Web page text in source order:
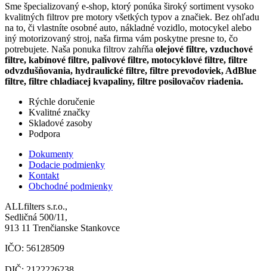
Sme špecializovaný e-shop, ktorý ponúka široký sortiment vysoko
kvalitných filtrov pre motory všetkých typov a značiek. Bez ohľadu
na to, či vlastníte osobné auto, nákladné vozidlo, motocykel alebo
iný motorizovaný stroj, naša firma vám poskytne presne to, čo
potrebujete. Naša ponuka filtrov zahŕňa olejové filtre, vzduchové
filtre, kabínové filtre, palivové filtre, motocyklové filtre, filtre
odvzdušňovania, hydraulické filtre, filtre prevodoviek, AdBlue
filtre, filtre chladiacej kvapaliny, filtre posilovačov riadenia.
Rýchle doručenie
Kvalitné značky
Skladové zasoby
Podpora
Dokumenty
Dodacie podmienky
Kontakt
Obchodné podmienky
ALLfilters s.r.o.,
Sedličná 500/11,
913 11 Trenčianske Stankovce
IČO: 56128509